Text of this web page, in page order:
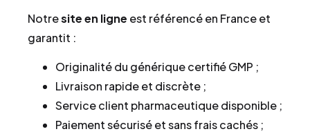
Notresite en ligne est référencé en France et
garantit :
Originalité du générique certifié GMP ;
Livraison rapide et discrète ;
Service client pharmaceutique disponible ;
Paiement sécurisé et sans frais cachés ;